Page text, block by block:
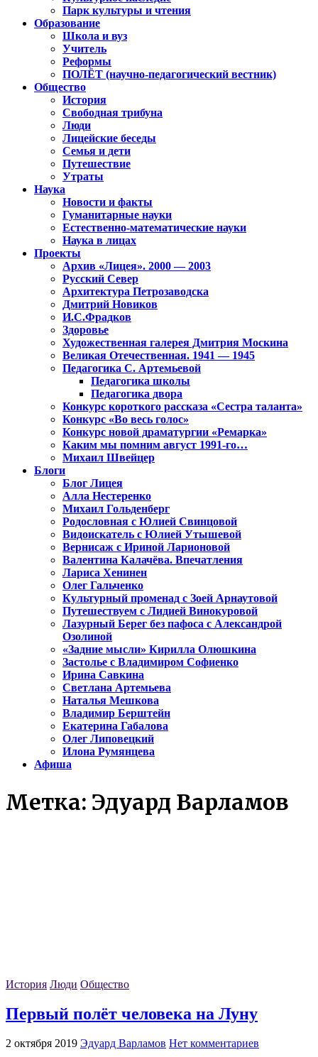
Парк культуры и чтения
Образование
Школа и вуз
Учитель
Реформы
ПОЛЁТ (научно-педагогический вестник)
Общество
История
Свободная трибуна
Люди
Лицейские беседы
Семья и дети
Путешествие
Утраты
Наука
Новости и факты
Гуманитарные науки
Естественно-математические науки
Наука в лицах
Проекты
Архив «Лицея». 2000 — 2003
Русский Север
Архитектура Петрозаводска
Дмитрий Новиков
И.С.Фрадков
Здоровье
Художественная галерея Дмитрия Москина
Великая Отечественная. 1941 — 1945
Педагогика С. Артемьевой
Педагогика школы
Педагогика двора
Конкурс короткого рассказа «Сестра таланта»
Конкурс «Во весь голос»
Конкурс новой драматургии «Ремарка»
Каким мы помним август 1991-го…
Михаил Швейцер
Блоги
Блог Лицея
Алла Нестеренко
Михаил Гольденберг
Родословная с Юлией Свинцовой
Видоискатель с Юлией Утышевой
Вернисаж с Ириной Ларионовой
Валентина Калачёва. Впечатления
Лариса Хенинен
Олег Гальченко
Культурный променад с Зоей Арнаутовой
Путешествуем с Лидией Винокуровой
Лазурный Берег без пафоса с Александрой
Озолиной
«Задние мысли» Кирилла Олюшкина
Застолье с Владимиром Софиенко
Ирина Савкина
Светлана Артемьева
Наталья Мешкова
Владимир Берштейн
Екатерина Габалова
Олег Липовецкий
Илона Румянцева
Афиша
Метка: Эдуард Варламов
История Люди Общество
Первый полёт человека на Луну
2 октября 2019 Эдуард Варламов Нет комментариев